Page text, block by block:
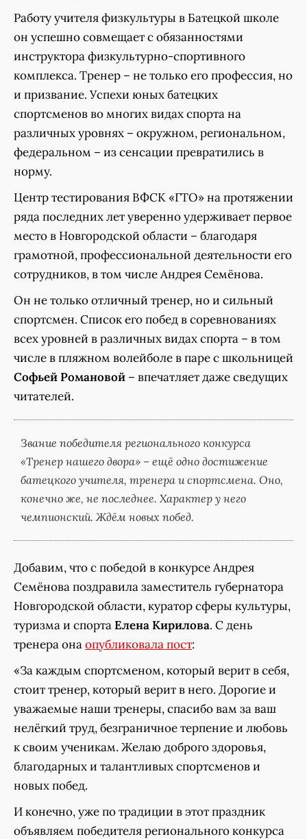
Работу учителя физкультуры в Батецкой школе
он успешно совмещает с обязанностями
инструктора физкультурно-спортивного
комплекса. Тренер – не только его профессия, но
и призвание. Успехи юных батецких
спортсменов во многих видах спорта на
различных уровнях – окружном, региональном,
федеральном – из сенсации превратились в
норму.
Центр тестирования ВФСК «ГТО» на протяжении
ряда последних лет уверенно удерживает первое
место в Новгородской области – благодаря
грамотной, профессиональной деятельности его
сотрудников, в том числе Андрея Семёнова.
Он не только отличный тренер, но и сильный
спортсмен. Список его побед в соревнованиях
всех уровней в различных видах спорта – в том
числе в пляжном волейболе в паре с школьницей
Софьей Романовой – впечатляет даже сведущих
читателей.
Звание победителя регионального конкурса
«Тренер нашего двора» – ещё одно достижение
батецкого учителя, тренера и спортсмена. Оно,
конечно же, не последнее. Характер у него
чемпионский. Ждём новых побед.
Добавим, что с победой в конкурсе Андрея
Семёнова поздравила заместитель губернатора
Новгородской области, куратор сферы культуры,
туризма и спортаЕлена Кирилова. С день
тренера онаопубликовала пост:
«За каждым спортсменом, который верит в себя,
стоит тренер, который верит в него. Дорогие и
уважаемые наши тренеры, спасибо вам за ваш
нелёгкий труд, безграничное терпение и любовь
к своим ученикам. Желаю доброго здоровья,
благодарных и талантливых спортсменов и
новых побед.
И конечно, уже по традиции в этот праздник
объявляем победителя регионального конкурса